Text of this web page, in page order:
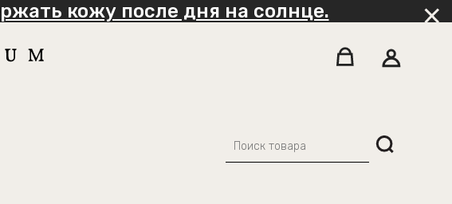
кожу после дня на солнце.